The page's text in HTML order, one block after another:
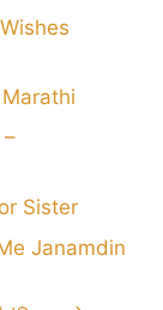
–
Sister
Me Janamdin